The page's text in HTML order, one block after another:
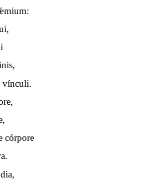
vínculi.
córpore